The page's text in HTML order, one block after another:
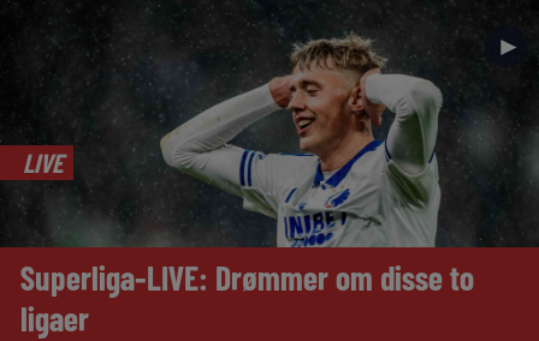
►
LIVE
Superliga-LIVE: Drømmer om disse to
ligaer